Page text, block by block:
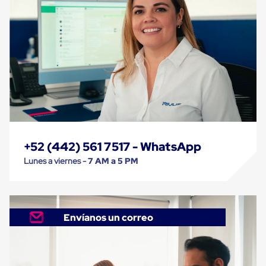
Carton
Corrugado
Separador
para
Congelación
Estandar
Separador
para
Congelación
Cintas
protectoras
de
Tela
Cinta
+52 (442) 561 7517 - WhatsApp
Lunes a viernes -7 AM a 5 PM
Envíanos un correo